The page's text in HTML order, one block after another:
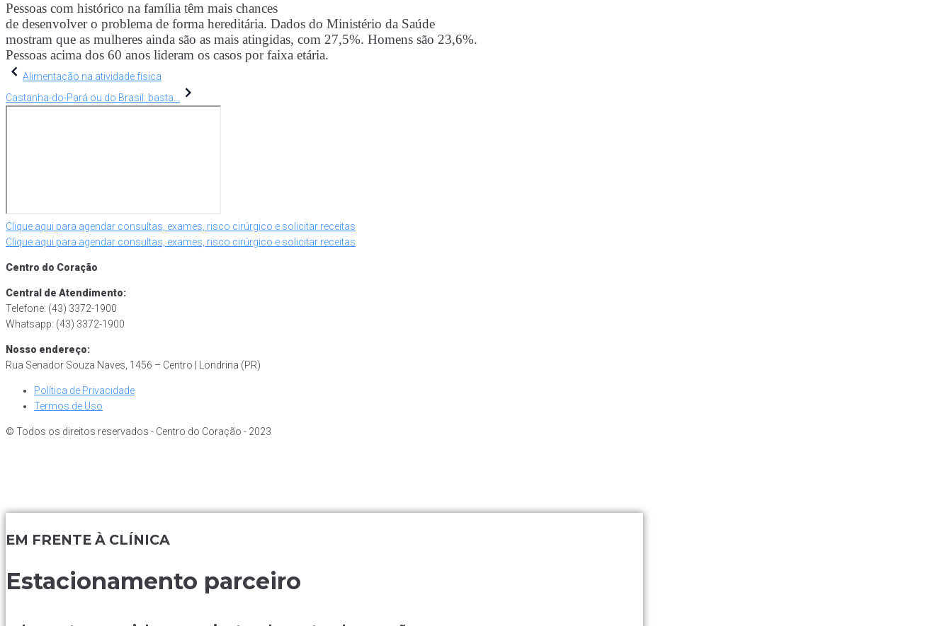
Pessoas com histórico na família têm mais chances
de desenvolver o problema de forma hereditária. Dados do Ministério da Saúde
mostram que as mulheres ainda são as mais atingidas, com 27,5%. Homens são 23,6%.
Pessoas acima dos 60 anos lideram os casos por faixa etária.
Navegação
Alimentação na atividade física
Castanha-do-Pará ou do Brasil: basta...
Clique aqui para agendar consultas, exames, risco cirúrgico e solicitar receitas
Clique aqui para agendar consultas, exames, risco cirúrgico e solicitar receitas
Centro do Coração
Central de Atendimento:
Telefone: (43) 3372-1900
Whatsapp: (43) 3372-1900
Nosso endereço:
Rua Senador Souza Naves, 1456 – Centro | Londrina (PR)
Política de Privacidade
Termos de Uso
© Todos os direitos reservados - Centro do Coração - 2023
EM FRENTE À CLÍNICA
Estacionamento parceiro